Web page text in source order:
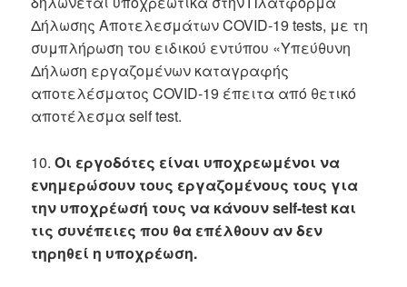
Δήλωσης Αποτελεσμάτων COVID-19 tests, με τη
συμπλήρωση του ειδικού εντύπου «Υπεύθυνη
Δήλωση εργαζομένων καταγραφής
αποτελέσματος COVID-19 έπειτα από θετικό
αποτέλεσμα self test.
10.Οι εργοδότες είναι υποχρεωμένοι να
ενημερώσουν τους εργαζομένους τους για
την υποχρέωσή τους να κάνουν self-test και
τις συνέπειες που θα επέλθουν αν δεν
τηρηθεί η υποχρέωση.